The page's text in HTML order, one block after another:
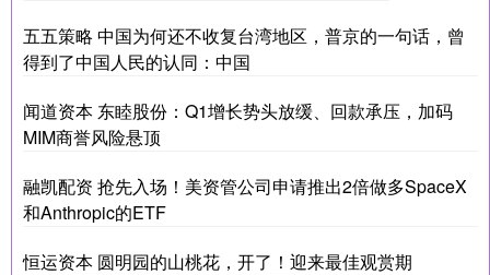
五五策略 中国为何还不收复台湾地区，普京的一句话，曾
得到了中国人民的认同：中国
闻道资本 东睦股份：Q1增长势头放缓、回款承压，加码
MIM商誉风险悬顶
融凯配资 抢先入场！美资管公司申请推出2倍做多SpaceX
和Anthropic的ETF
恒运资本 圆明园的山桃花，开了！迎来最佳观赏期